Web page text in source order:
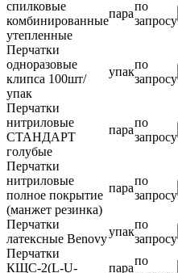
спилковые
комбинированные
утепленные
пара
по
запросу
Перчатки
одноразовые
клипса 100шт/
упак
упак
по
запросу
Перчатки
нитриловые
СТАНДАРТ
голубые
пара
по
запросу
Перчатки
нитриловые
полное покрытие
(манжет резинка)
пара
по
запросу
Перчатки
латексные Benovy
упак
по
запросу
Перчатки
КЩС-2(L-U-
пара
по